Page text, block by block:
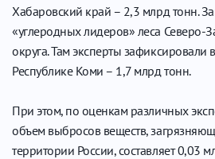
Хабаровский край – 2,3 млрд тонн.
«углеродных лидеров» леса Северо-
округа. Там эксперты зафиксировали
Республике Коми – 1,7 млрд тонн.
При этом, по оценкам различных
объем выбросов веществ,
территории России, составляет 0,03